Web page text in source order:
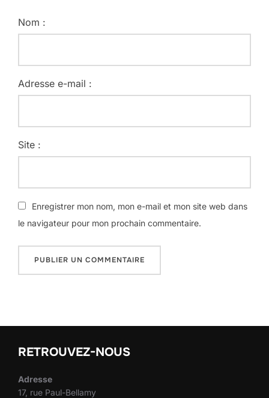
Nom :
Adresse e-mail :
Site :
Enregistrer mon nom, mon e-mail et mon site web dans
le navigateur pour mon prochain commentaire.
RETROUVEZ-NOUS
Adresse
17, rue Paul-Bellamy